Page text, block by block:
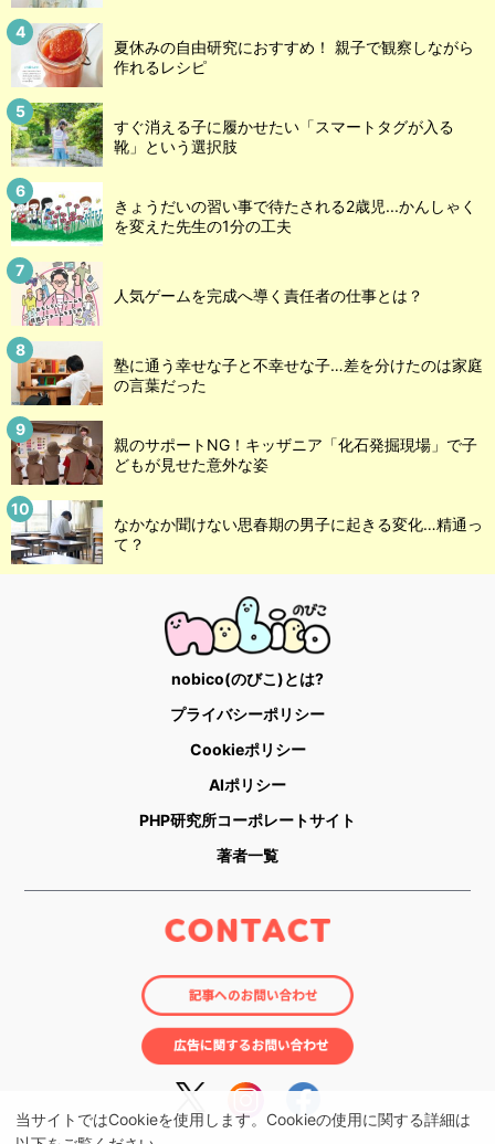
当サイトではCookieを使用します。Cookieの使用に関する詳細は
夏休みの自由研究におすすめ！ 親子で観察しながら
作れるレシピ
すぐ消える子に履かせたい「スマートタグが入る
靴」という選択肢
きょうだいの習い事で待たされる2歳児...かんしゃく
を変えた先生の1分の工夫
人気ゲームを完成へ導く責任者の仕事とは？
塾に通う幸せな子と不幸せな子…差を分けたのは家庭
の言葉だった
親のサポートNG！キッザニア「化石発掘現場」で子
どもが見せた意外な姿
なかなか聞けない思春期の男子に起きる変化…精通っ
て？
nobico(のびこ)とは?
プライバシーポリシー
Cookieポリシー
AIポリシー
PHP研究所コーポレートサイト
著者一覧